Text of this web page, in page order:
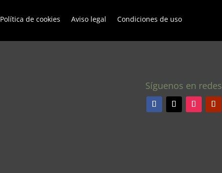
Política de cookies Aviso legal Condiciones de uso
Síguenos en redes